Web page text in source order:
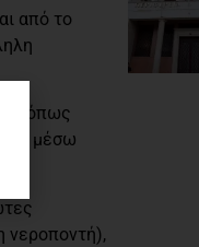
από το
όπως
μέσω
νεροποντή),